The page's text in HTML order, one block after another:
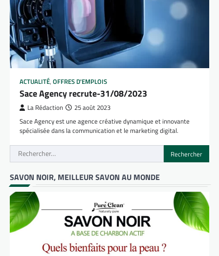
ACTUALITÉ, OFFRES D'EMPLOIS
Sace Agency recrute-31/08/2023
La Rédaction 25 août 2023
Sace Agency est une agence créative dynamique et innovante
spécialisée dans la communication et le marketing digital.
Rechercher :
SAVON NOIR, MEILLEUR SAVON AU MONDE